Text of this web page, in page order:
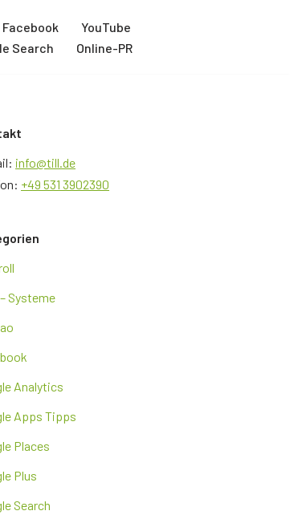
Facebook
YouTube
Search Online-PR
info@till.de
+49 531 3902390
Systeme
Analytics
Apps Tipps
Places
Plus
Search